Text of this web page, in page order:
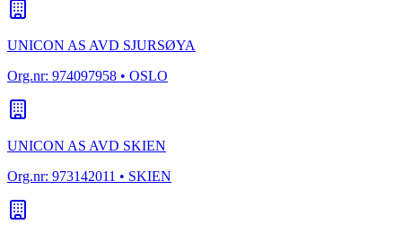
UNICON AS AVD SJURSØYA
Org.nr: 974097958 • OSLO
UNICON AS AVD SKIEN
Org.nr: 973142011 • SKIEN